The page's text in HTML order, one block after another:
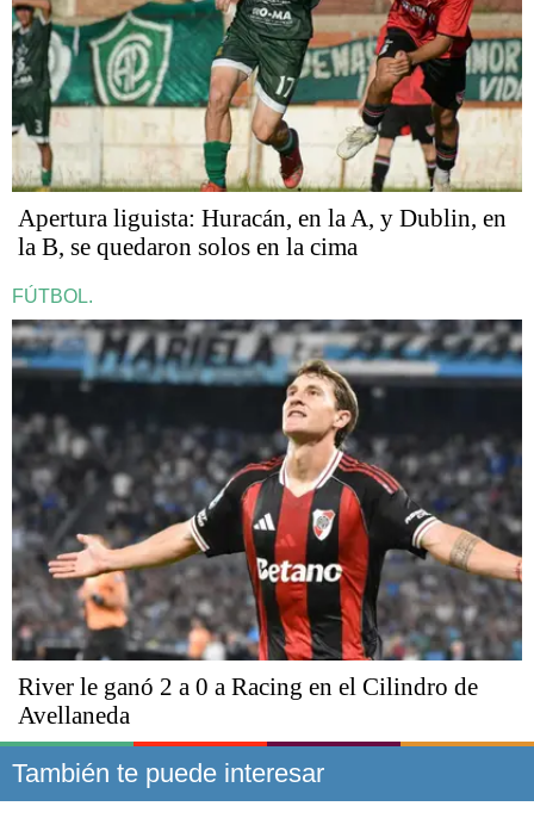
Apertura liguista: Huracán, en la A, y Dublin, en
la B, se quedaron solos en la cima
FÚTBOL.
River le ganó 2 a 0 a Racing en el Cilindro de
Avellaneda
También te puede interesar